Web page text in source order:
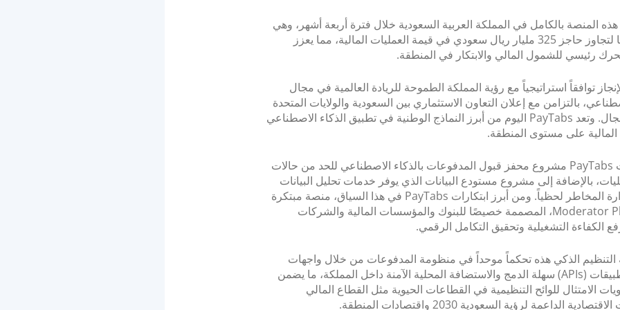
منصة إصدار PayTabs
المنصة بالكامل في المملكة العربية السعودية خلال فترة أربعة أشهر، وهي
في طريقها لتجاوز حاجز 325 مليار ريال سعودي في قيمة العمليات المالية، مما يعزز
رئيسي للشمول المالي والابتكار في المنطقة.
توافقاً استراتيجياً مع رؤية المملكة الطموحة للريادة العالمية في مجال
بالتزامن مع إعلان التعاون الاستثماري بين السعودية والولايات المتحدة
في هذا المجال. وتعد PayTabs اليوم من أبرز النماذج الوطنية في تطبيق الذكاء الاصطناعي
المالية على مستوى المنطقة.
كما أطلقت PayTabs مشروع محفز قبول المدفوعات بالذكاء الاصطناعي للحد من حالات
بالإضافة إلى مشروع مستودع البيانات الذي يوفر خدمات تحليل البيانات
المالية وإدارة المخاطر لحظياً. ومن أبرز ابتكارات PayTabs في هذا السياق، منصة مبتكرة
– Moderator Platform، المصممة خصيصًا للبنوك والمؤسسات المالية والشركات
الكفاءة التشغيلية وتحقيق التكامل الرقمي.
التنظيم الذكي هذه تحكماً موحداً في منظومة المدفوعات من خلال واجهات
برمجة التطبيقات (APIs) سهلة الدمج والاستضافة المحلية الآمنة داخل المملكة، ما يضمن
الامتثال للوائح التنظيمية في القطاعات الحيوية مثل القطاع المالي
الداعمة لرؤية السعودية 2030 واقتصادات المنطقة.